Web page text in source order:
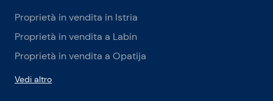
Proprietà in vendita in Istria
Proprietà in vendita a Labin
Proprietà in vendita a Opatija
Vedi altro